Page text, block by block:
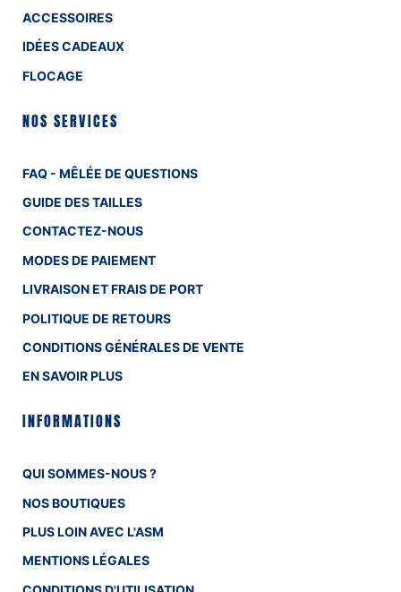
ACCESSOIRES
IDÉES CADEAUX
FLOCAGE
NOS SERVICES
FAQ - MÊLÉE DE QUESTIONS
GUIDE DES TAILLES
CONTACTEZ-NOUS
MODES DE PAIEMENT
LIVRAISON ET FRAIS DE PORT
POLITIQUE DE RETOURS
CONDITIONS GÉNÉRALES DE VENTE
EN SAVOIR PLUS
INFORMATIONS
QUI SOMMES-NOUS ?
NOS BOUTIQUES
PLUS LOIN AVEC L'ASM
MENTIONS LÉGALES